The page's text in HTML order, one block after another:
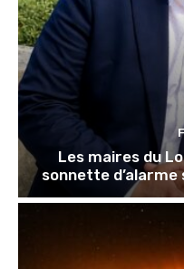
Les maires du
sonnette